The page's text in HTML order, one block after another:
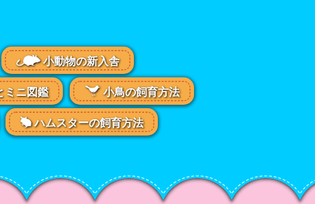
小動物の新入舎
ミニ図鑑 小鳥の飼育方法
ハムスターの飼育方法